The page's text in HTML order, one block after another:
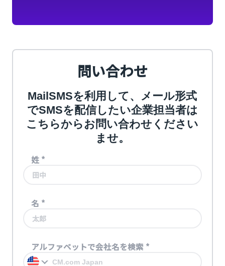
問い合わせ
MailSMSを利用して、メール形式
でSMSを配信したい企業担当者は
こちらからお問い合わせください
ませ。
姓 *
名 *
アルファベットで会社名を検索 *